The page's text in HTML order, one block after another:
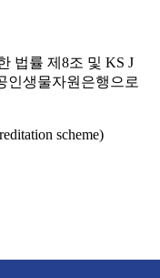
법률 제8조 및 KS J
인생물자원은행으로
scheme)